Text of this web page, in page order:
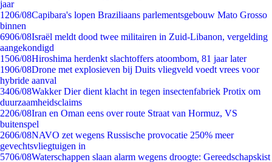
jaar
1206/08Capibara's lopen Braziliaans parlementsgebouw Mato Grosso
binnen
6906/08Israël meldt dood twee militairen in Zuid-Libanon, vergelding
aangekondigd
1506/08Hiroshima herdenkt slachtoffers atoombom, 81 jaar later
1906/08Drone met explosieven bij Duits vliegveld voedt vrees voor
hybride aanval
3406/08Wakker Dier dient klacht in tegen insectenfabriek Protix om
duurzaamheidsclaims
2206/08Iran en Oman eens over route Straat van Hormuz, VS
buitenspel
2606/08NAVO zet wegens Russische provocatie 250% meer
gevechtsvliegtuigen in
5706/08Waterschappen slaan alarm wegens droogte: Gereedschapskist